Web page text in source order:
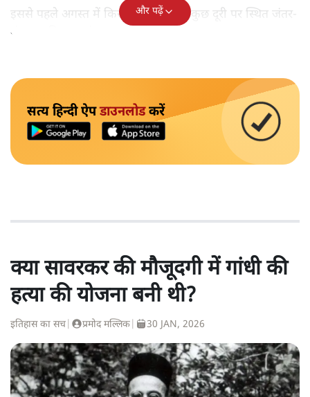
इससे पहले अगस्त में किसानों ने संसद से कुछ दूरी पर स्थित जंतर-
मंतर पर किसान संसद का आयोजन किया था।
और पढ़ें
सत्य हिन्दी ऐपडाउनलोडकरें
क्या सावरकर की मौजूदगी में गांधी की
हत्या की योजना बनी थी?
इतिहास का सच प्रमोद मल्लिक 30 JAN, 2026